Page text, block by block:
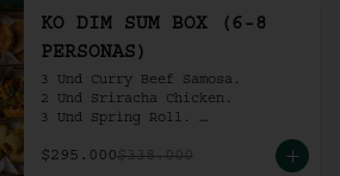
KO DIM SUM BOX (6-8
PERSONAS)
3 Und Curry Beef Samosa.
2 Und Sriracha Chicken.
3 Und Spring Roll.
3 Und Cha Siu Roll.
$295.000$338.000